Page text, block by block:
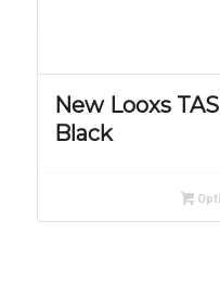
New Looxs
Black